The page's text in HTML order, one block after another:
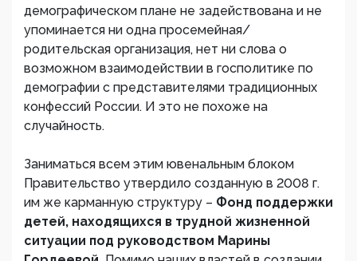
демографическом плане не задействована и не
упоминается ни одна просемейная/
родительская организация, нет ни слова о
возможном взаимодействии в госполитике по
демографии с представителями традиционных
конфессий России. И это не похоже на
случайность.
Заниматься всем этим ювенальным блоком
Правительство утвердило созданную в 2008 г.
им же карманную структуру – Фонд поддержки
детей, находящихся в трудной жизненной
ситуации под руководством Марины